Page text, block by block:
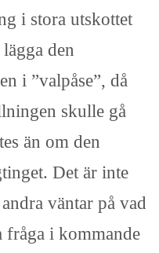
i stora utskottet
den
i ”valpåse”, då
skulle gå
än om den
Det är inte
väntar på vad
fråga i kommande